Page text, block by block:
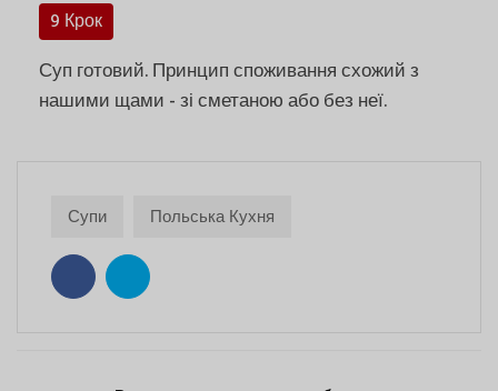
9 Крок
Суп готовий. Принцип споживання схожий з
нашими щами - зі сметаною або без неї.
Супи Польська Кухня